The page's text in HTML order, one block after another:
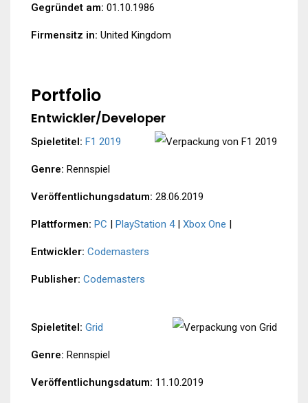
Gegründet am: 01.10.1986
Firmensitz in: United Kingdom
Portfolio
Entwickler/Developer
Spieletitel: F1 2019
Genre: Rennspiel
Veröffentlichungsdatum: 28.06.2019
Plattformen: PC | PlayStation 4| Xbox One |
Entwickler: Codemasters
Publisher: Codemasters
Spieletitel: Grid
Genre: Rennspiel
Veröffentlichungsdatum: 11.10.2019